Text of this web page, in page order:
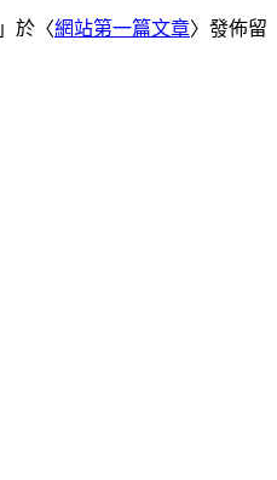
」於〈網站第一篇文章〉發佈留